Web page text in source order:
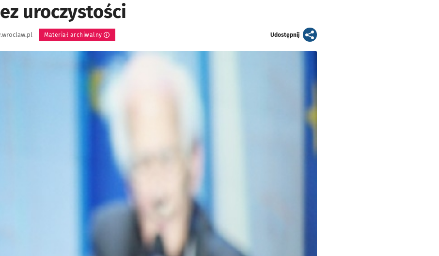
uroczystości
Materiał archiwalny Udostępnijartykuł